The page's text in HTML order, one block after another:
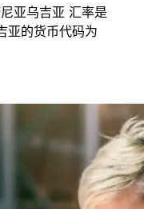
亚乌吉亚 汇率是
亚的货币代码为